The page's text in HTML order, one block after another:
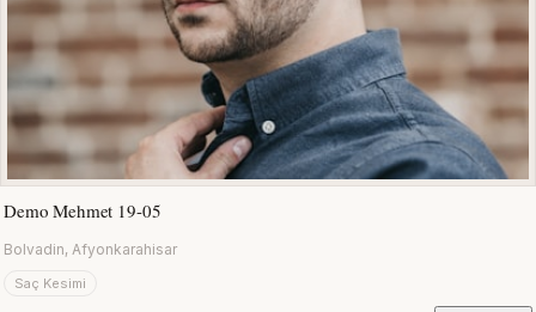
Demo Mehmet 19-05
Bolvadin, Afyonkarahisar
Saç Kesimi